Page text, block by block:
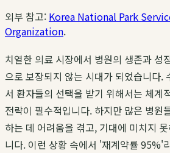
외부 참고: Korea National Park
Organization.
치열한 의료 시장에서 병원의 생존과 성
으로 보장되지 않는 시대가 되었습니다.
서 환자들의 선택을 받기 위해서는 체계
전략이 필수적입니다. 하지만 많은 병원
하는 데 어려움을 겪고, 기대에 미치지
니다. 이런 상황 속에서 '재계약률 95%'